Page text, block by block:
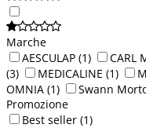
Marche
AESCULAP (1) CARL
(3)
MEDICALINE (1)
OMNIA (1) Swann
Promozione
Best seller (1)